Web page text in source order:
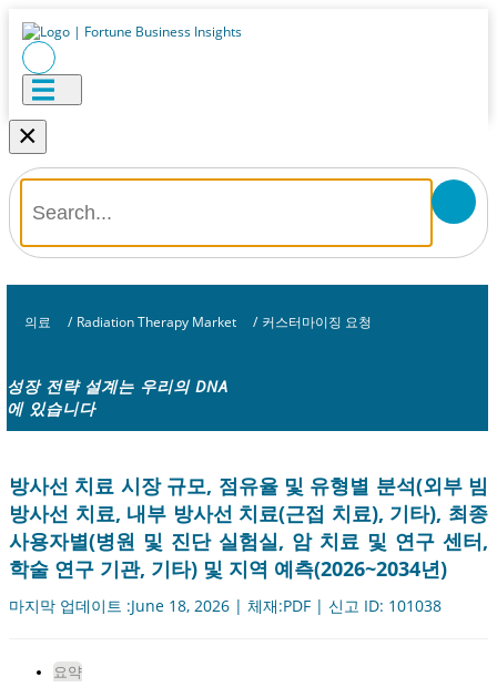
×
의료 / Radiation Therapy Market / 커스터마이징 요청
성장 전략 설계는 우리의 DNA
에 있습니다
방사선 치료 시장 규모, 점유율 및 유형별 분석(외부 빔
방사선 치료, 내부 방사선 치료(근접 치료), 기타), 최종
사용자별(병원 및 진단 실험실, 암 치료 및 연구 센터,
학술 연구 기관, 기타) 및 지역 예측(2026~2034년)
마지막 업데이트 :June 18, 2026 | 체재:PDF | 신고 ID: 101038
요약